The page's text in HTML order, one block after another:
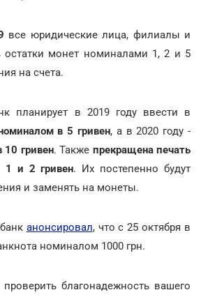
все юридические лица, филиалы и
монет номиналами 1, 2 и 5
на счета.
планирует в 2019 году ввести в
в 5 гривен, а в 2020 году -
10 гривен. Также прекращена печать
1 и 2 гривен. Их постепенно будут
и заменять на монеты.
анонсировал, что с 25 октября в
номиналом 1000 грн.
благонадежность вашего